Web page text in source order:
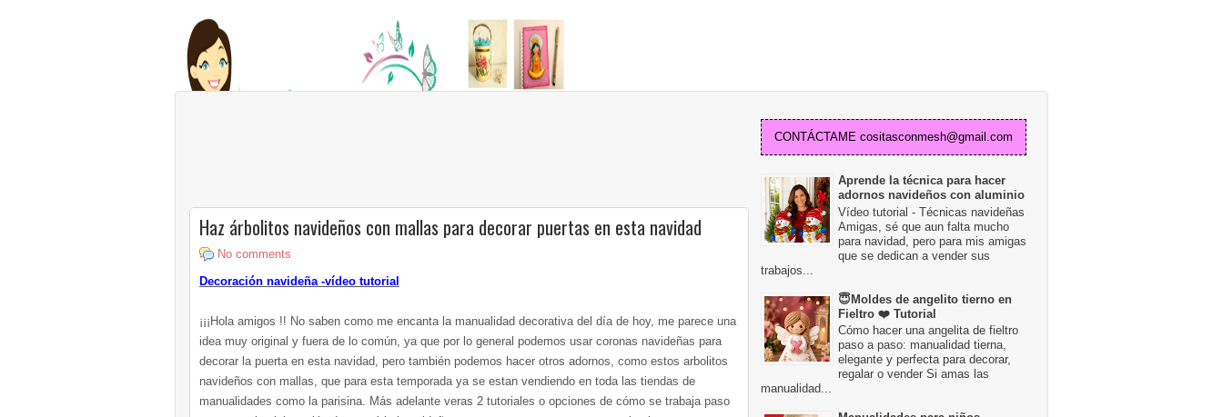
Haz árbolitos navideños con mallas para decorar puertas en esta navidad
No comments
Decoración navideña -vídeo tutorial
¡¡¡Hola amigos !! No saben como me encanta la manualidad decorativa del día de hoy, me parece una
idea muy original y fuera de lo común, ya que por lo general podemos usar coronas navideñas para
decorar la puerta en esta navidad, pero también podemos hacer otros adornos, como estos arbolitos
navideños con mallas, que para esta temporada ya se estan vendiendo en toda las tiendas de
manualidades como la parisina. Más adelante veras 2 tutoriales o opciones de cómo se trabaja paso
CONTÁCTAME cositasconmesh@gmail.com
Aprende la técnica para hacer
adornos navideños con aluminio
Vídeo tutorial - Técnicas navideñas
Amigas, sé que aun falta mucho
para navidad, pero para mis amigas
que se dedican a vender sus
trabajos...
😇Moldes de angelito tierno en
Fieltro ❤️ Tutorial
Cómo hacer una angelita de fieltro
paso a paso: manualidad tierna,
elegante y perfecta para decorar,
regalar o vender Si amas las
manualidad...